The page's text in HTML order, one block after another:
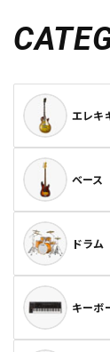
エレキ
ベース
ドラム
キーボ